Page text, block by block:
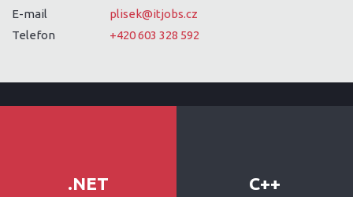
E-mail
plisek@itjobs.cz
Telefon
+420 603 328 592
.NET C++